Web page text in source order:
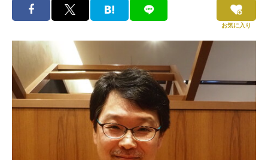
お気に入り